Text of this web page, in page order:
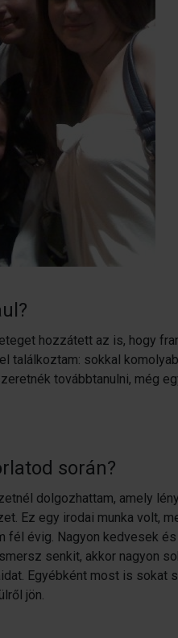
hozzátett az is, hogy
találkoztam: sokkal
továbbtanulni, még
során?
dolgozhattam, amely
Ez egy irodai munka volt,
fél évig. Nagyon kedvesek
senkit, akkor nagyon
Egyébként most is sokat
jön.